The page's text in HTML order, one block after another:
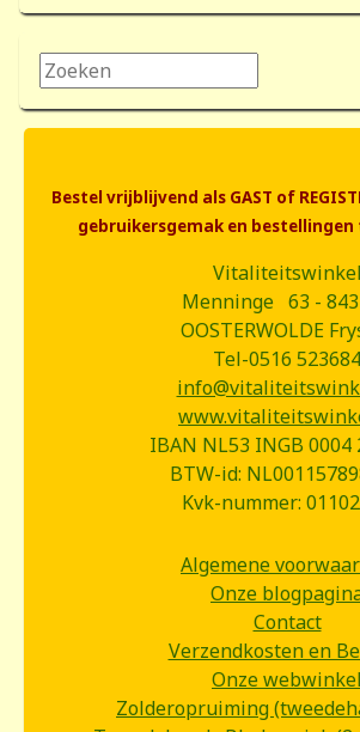
Zoeken...
Bestel vrijblijvend als GAST of
gebruikersgemak en
Vitaliteitswinkel
Menninge 63 -
OOSTERWOLDE
Tel-0516 523684
IBAN NL53 INGB 0004
BTW-id:
Kvk-nummer:
Algemene
Onze
Contact
Verzendkosten en
Onze webwinkel
Zolderopruiming